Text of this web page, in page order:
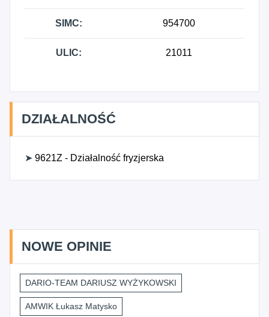
SIMC: 954700
ULIC: 21011
DZIAŁALNOŚĆ
➤ 9621Z - Działalność fryzjerska
NOWE OPINIE
DARIO-TEAM DARIUSZ WYŻYKOWSKI
AMWIK Łukasz Matysko